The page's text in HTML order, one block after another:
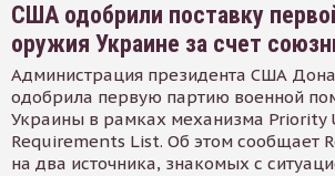
США одобрили поставку
оружия Украине за счет
Администрация президента США
одобрила первую партию военной
Украины в рамках механизма Priority
Requirements List. Об этом сообщает
на два источника, знакомых с